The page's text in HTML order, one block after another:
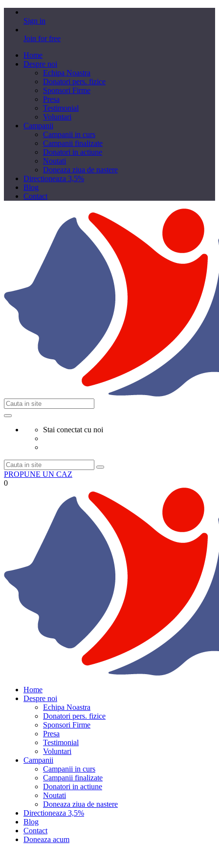
Sign in
Join for free
Home
Despre noi
Echipa Noastra
Donatori pers. fizice
Sponsori Firme
Presa
Testimonial
Voluntari
Campanii
Campanii in curs
Campanii finalizate
Donatori in actiune
Noutati
Doneaza ziua de nastere
Directioneaza 3,5%
Blog
Contact
Stai conectat cu noi
PROPUNE UN CAZ
0
Home
Despre noi
Echipa Noastra
Donatori pers. fizice
Sponsori Firme
Presa
Testimonial
Voluntari
Campanii
Campanii in curs
Campanii finalizate
Donatori in actiune
Noutati
Doneaza ziua de nastere
Directioneaza 3,5%
Blog
Contact
Doneaza acum